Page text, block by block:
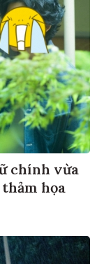
chính vừa
họa